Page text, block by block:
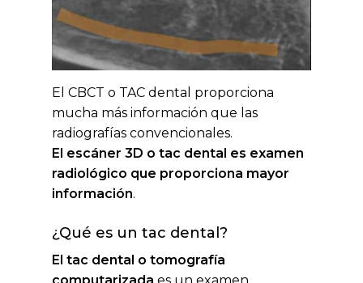
El CBCT o TAC dental proporciona
mucha más información que las
radiografías convencionales.
El escáner 3D o tac dental es examen
radiológico que proporciona mayor
información.
¿Qué es un tac dental?
El tac dental o tomografía